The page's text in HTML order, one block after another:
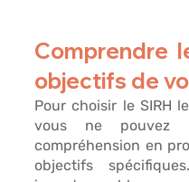
Comprendre
objectifs de
Pour choisir le SIRH
vous ne pouvez
compréhension en
objectifs